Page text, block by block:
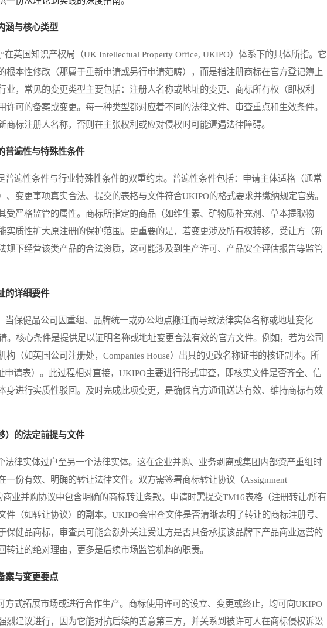
涵与核心类型
英国知识产权局（UK Intellectual Property Office, UKIPO）体系下的具体所指。它
根本性修改（那属于重新申请或另行申请范畴），而是指注册商标在官方登记簿上
业，常见的变更类型主要包括：注册人名称或地址的变更、商标所有权（即权利
许可的备案或变更。每一种类型都对应着不同的法律文件、审查重点和生效条件。
商标注册人名称，否则在主张权利或应对侵权时可能遭遇法律障碍。
普遍性与特殊性条件
遍性条件与行业特殊性条件的双重约束。普遍性条件包括：申请主体适格（通常
、变更事项真实合法、提交的表格与文件符合UKIPO的格式要求并缴纳规定官费。
受严格监管的属性。商标所指定的商品（如维生素、矿物质补充剂、草本提取物
实质性扩大原注册的保护范围。更重要的是，若变更涉及所有权转移，受让方（新
规下经营该类产品的合法资质，这可能涉及到生产许可、产品安全评估报告等监管
的详细要件
保健品公司因重组、品牌统一或办公地点搬迁而导致法律实体名称或地址变化
。核心条件是提供足以证明名称或地址变更合法有效的官方文件。例如，若为公司
构（如英国公司注册处，Companies House）出具的更改名称证书的核证副本。所
申请表）。此过程相对直接，UKIPO主要进行形式审查，即核实文件是否齐全、信
身进行实质性驳回。及时完成此项变更，是确保官方通讯送达有效、维持商标有效
）的法定前提与文件
律实体过户至另一个法律实体。这在企业并购、业务剥离或集团内部资产重组时
一份有效、明确的转让法律文件。双方需签署商标转让协议（Assignment
商业并购协议中包含明确的商标转让条款。申请时需提交TM16表格（注册转让/所有
件（如转让协议）的副本。UKIPO会审查文件是否清晰表明了转让的商标注册号、
保健品商标，审查员可能会额外关注受让方是否具备承接该品牌下产品商业运营的
转让的绝对理由，更多是后续市场监管机构的职责。
案与变更要点
式拓展市场或进行合作生产。商标使用许可的设立、变更或终止，均可向UKIPO
烈建议进行，因为它能对抗后续的善意第三方，并关系到被许可人在商标侵权诉讼